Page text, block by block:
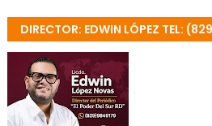
DIRECTOR: EDWIN LÓPEZ TEL: